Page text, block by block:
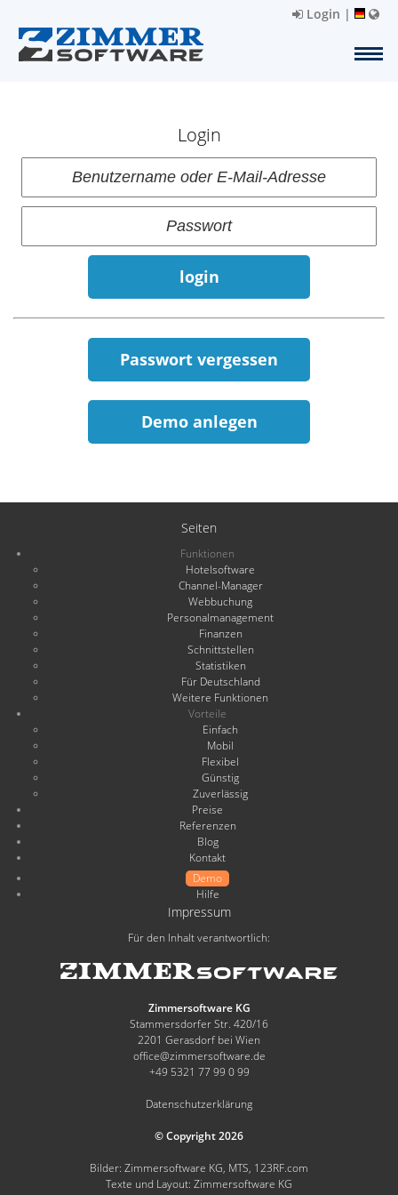
Login |
Login
login
Passwort vergessen
Demo anlegen
Seiten
Funktionen
Hotelsoftware
Channel-Manager
Webbuchung
Personalmanagement
Finanzen
Schnittstellen
Statistiken
Für Deutschland
Weitere Funktionen
Vorteile
Einfach
Mobil
Flexibel
Günstig
Zuverlässig
Preise
Referenzen
Blog
Kontakt
Demo
Hilfe
Impressum
Für den Inhalt verantwortlich:
Zimmersoftware KG
Stammersdorfer Str. 420/16
2201 Gerasdorf bei Wien
office@zimmersoftware.de
+49 5321 77 99 0 99
Datenschutzerklärung
© Copyright 2026
Bilder: Zimmersoftware KG, MTS, 123RF.com
Texte und Layout: Zimmersoftware KG